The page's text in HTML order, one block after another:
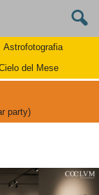
Astrofotografia
del Mese
party)